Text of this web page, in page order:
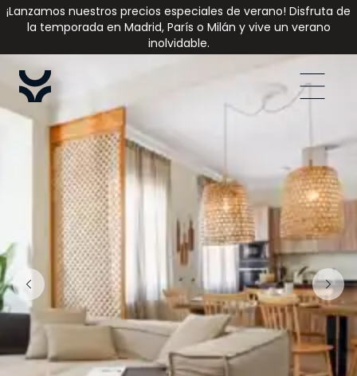
¡Lanzamos nuestros precios especiales de verano! Disfruta de
la temporada en Madrid, París o Milán y vive un verano
inolvidable.